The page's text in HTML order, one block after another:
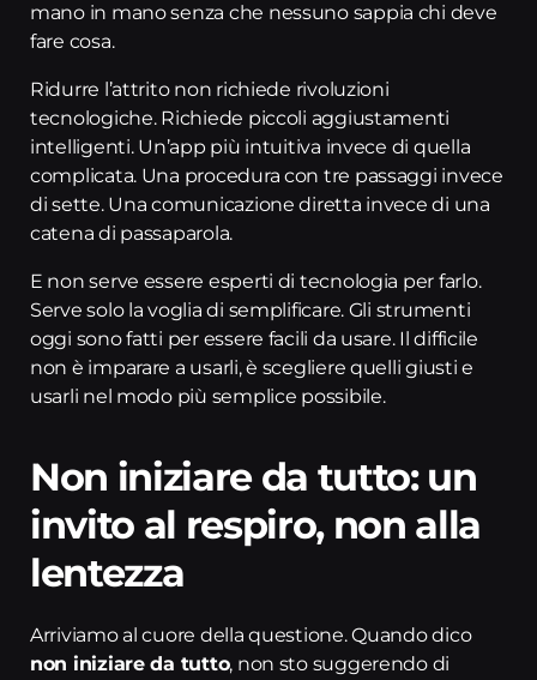
mano in mano senza che nessuno sappia chi deve
fare cosa.
Ridurre l’attrito non richiede rivoluzioni
tecnologiche. Richiede piccoli aggiustamenti
intelligenti. Un’app più intuitiva invece di quella
complicata. Una procedura con tre passaggi invece
di sette. Una comunicazione diretta invece di una
catena di passaparola.
E non serve essere esperti di tecnologia per farlo.
Serve solo la voglia di semplificare. Gli strumenti
oggi sono fatti per essere facili da usare. Il difficile
non è imparare a usarli, è scegliere quelli giusti e
usarli nel modo più semplice possibile.
Non iniziare da tutto: un
invito al respiro, non alla
lentezza
Arriviamo al cuore della questione. Quando dico
non iniziare da tutto, non sto suggerendo di